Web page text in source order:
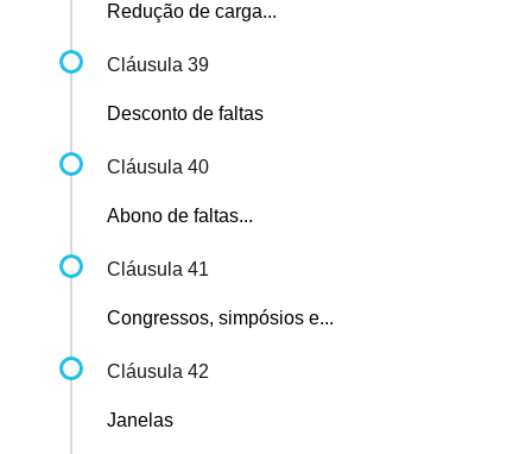
Redução de carga...
Cláusula 39
Desconto de faltas
Cláusula 40
Abono de faltas...
Cláusula 41
Congressos, simpósios e...
Cláusula 42
Janelas